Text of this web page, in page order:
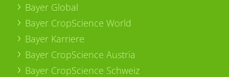
Bayer Global
Bayer CropScience World
Bayer Karriere
Bayer CropScience Austria
Bayer CropScience Schweiz